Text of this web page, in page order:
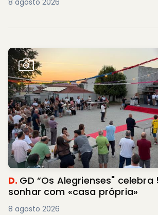
8 agosto 2026
D. GD “Os Alegrienses" celebra
sonhar com «casa própria»
8 agosto 2026